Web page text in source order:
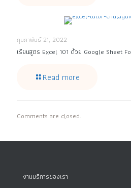
กุมภาพันธ์ 21, 2022
เรียนสูตร Excel 101 ด้วย Google Sheet
Read more
Comments are closed.
งานบริการของเรา